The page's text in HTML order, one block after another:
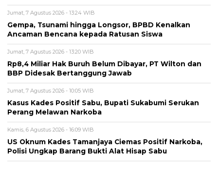
Jumat, 7 Agustus 2026 - 13:24 WIB
Gempa, Tsunami hingga Longsor, BPBD Kenalkan
Ancaman Bencana kepada Ratusan Siswa
Jumat, 7 Agustus 2026 - 13:20 WIB
Rp8,4 Miliar Hak Buruh Belum Dibayar, PT Wilton dan
BBP Didesak Bertanggung Jawab
Jumat, 7 Agustus 2026 - 10:05 WIB
Kasus Kades Positif Sabu, Bupati Sukabumi Serukan
Perang Melawan Narkoba
Kamis, 6 Agustus 2026 - 16:09 WIB
US Oknum Kades Tamanjaya Ciemas Positif Narkoba,
Polisi Ungkap Barang Bukti Alat Hisap Sabu